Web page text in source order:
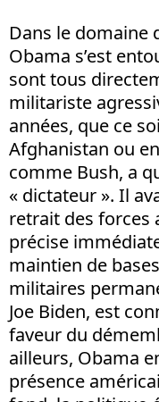
Dans le domaine
Obama s’est
sont tous
militariste
années, que ce
Afghanistan ou
comme Bush, a
« dictateur ». Il
retrait des forces
précise
maintien de
militaires
Joe Biden, est
faveur du
ailleurs, Obama
présence